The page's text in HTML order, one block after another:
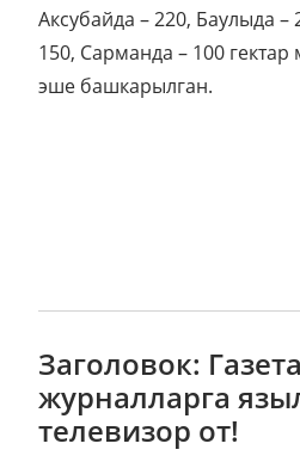
Аксубайда – 220, Баулыда –
150, Сарманда – 100
эше башкарылган.
Заголовок:
журналларга
телевизор от!